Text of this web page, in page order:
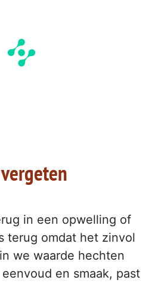
in een opwelling of
terug omdat het zinvol
we waarde hechten
en smaak, past